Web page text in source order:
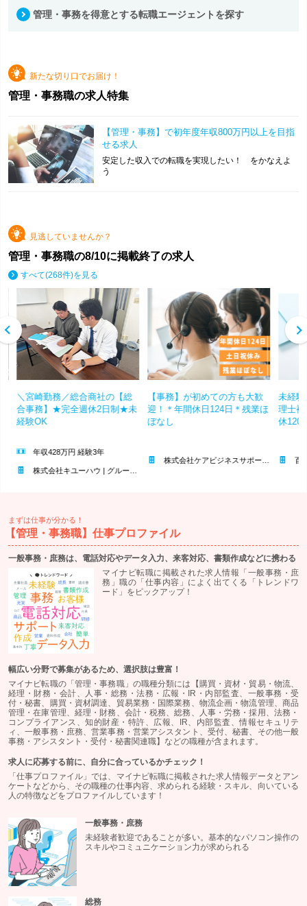
管理・事務を得意とする転職エージェントを探す
新たな切り口でお届け！
管理・事務職の求人特集
【管理・事務】で初年度年収800万円以上を目指
せる求人
安定した収入での転職を実現したい！ をかなえよ
う
見逃していませんか？
管理・事務職の8/10に掲載終了の求人
すべて(268件)を見る
＼宮崎勤務／総合商社の【総
合事務】★完全週休2日制★未
経験OK
年収428万円 経験3年
株式会社キユーハウ | グループ年商153億円の安定企業＊残業少なめ＊有給平均取得11日
【事務】が初めての方も大歓
迎！＊年間休日124日＊残業ほ
ぼなし
株式会社ケアビジネスサポートシステム | ＊上場グループ＊完全週休2日制(土日祝)＊服装/髪色/ネイル自由
未経
理士
休120
百々公認
まずは仕事が分かる！
【管理・事務職】仕事プロファイル
一般事務・庶務は、電話対応やデータ入力、来客対応、書類作成などに携わる
マイナビ転職に掲載された求人情報「一般事務・庶
務」職の「仕事内容」によく出てくる「トレンドワ
ード」をピックアップ！
幅広い分野で募集があるため、選択肢は豊富！
マイナビ転職の「管理・事務職」の職種分類には【購買・資材・貿易・物流、
経理・財務・会計、人事・総務・法務・広報・IR・内部監査、一般事務・受
付・秘書、購買・資材調達、貿易業務・国際業務、物流企画・物流管理、商品
管理・在庫管理、経理・財務、会計・税務、総務、人事・労務・採用、法務・
コンプライアンス、知的財産・特許、広報、IR、内部監査、情報セキュリテ
ィ、一般事務・庶務、営業事務・営業アシスタント、受付、秘書、その他一般
事務・アシスタント・受付・秘書関連職】などの職種が含まれます。
求人に応募する前に、自分に合っているかチェック！
「仕事プロファイル」では、マイナビ転職に掲載された求人情報データとアン
ケートなどから、その職種の仕事内容、求められる経験・スキル、向いている
人の特徴などをプロファイルしています！
一般事務・庶務
未経験者歓迎であることが多い。基本的なパソコン操作の
スキルやコミュニケーション力が求められる
総務